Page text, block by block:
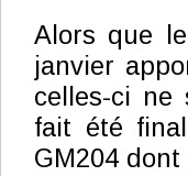
Alors que
janvier
celles-ci ne
fait été
GM204